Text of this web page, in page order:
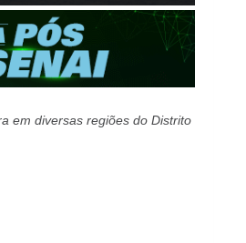
em diversas regiões do Distrito